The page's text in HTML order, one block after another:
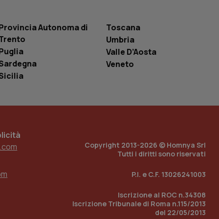
Autonoma di
Toscana
Umbria
Valle D’Aosta
Veneto
Copyright 2013-2026 © Homnya Srl
Tutti i diritti sono riservati
P.I. e C.F. 13026241003
Iscrizione al ROC n.34308
Iscrizione Tribunale di Roma n.115/2013
del 22/05/2013
di
traccia
incorporati
del sito web sta
di
con identity